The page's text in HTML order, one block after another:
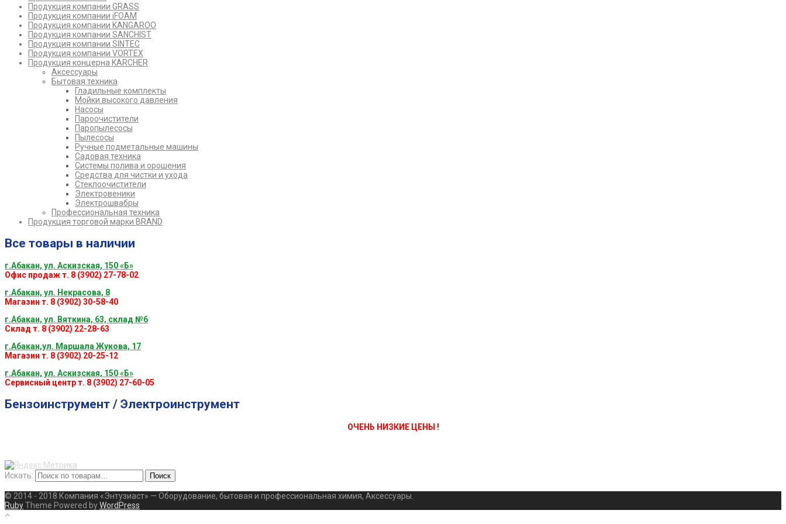
Продукция компании GRASS
Продукция компании iFOAM
Продукция компании KANGAROO
Продукция компании SANCHIST
Продукция компании SINTEC
Продукция компании VORTEX
Продукция концерна KARCHER
Аксессуары
Бытовая техника
Гладильные комплекты
Мойки высокого давления
Насосы
Пароочистители
Паропылесосы
Пылесосы
Ручные подметальные машины
Садовая техника
Системы полива и орошения
Средства для чистки и ухода
Стеклоочистители
Электровеники
Электрошвабры
Профессиональная техника
Продукция торговой марки BRAND
Все товары в наличии
г.Абакан, ул. Аскизская, 150 «Б»
Офис продаж т. 8 (3902) 27-78-02
г.Абакан, ул. Некрасова, 8
Магазин т. 8 (3902) 30-58-40
г.Абакан, ул. Вяткина, 63, склад №6
Склад т. 8 (3902) 22-28-63
г.Абакан,ул. Маршала Жукова, 17
Магазин т. 8 (3902) 20-25-12
г.Абакан, ул. Аскизская, 150 «Б»
Сервисный центр т. 8 (3902) 27-60-05
Бензоинструмент / Электроинструмент
ОЧЕНЬ НИЗКИЕ ЦЕНЫ !
Искать: Поиск
© 2014 - 2018 Компания «Энтузиаст» — Оборудование, бытовая и профессиональная химия, Аксессуары.
RubyTheme Powered byWordPress